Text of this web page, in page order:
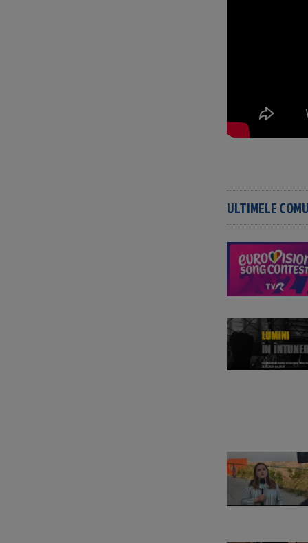
ULTIMELE